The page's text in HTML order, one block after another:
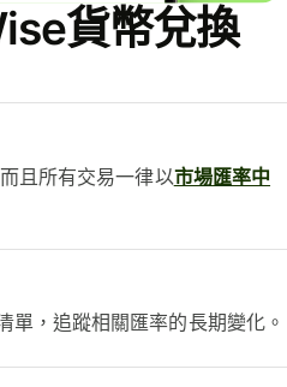
貨幣兌換
且所有交易一律以市場匯率中
單，追蹤相關匯率的長期變化。